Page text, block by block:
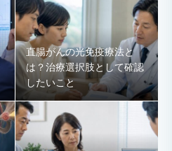
直腸がんの光免疫療法と
は？治療選択肢として確認
したいこと